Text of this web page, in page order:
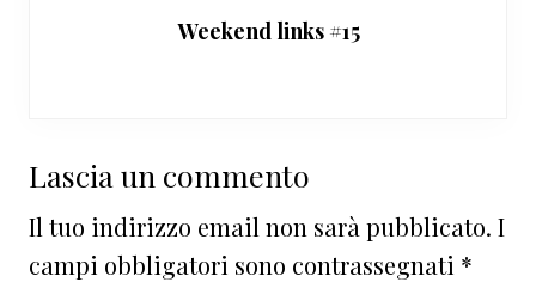
Weekend links #15
Interazioni
del
lettore
Lascia un commento
Il tuo indirizzo email non sarà pubblicato. I
campi obbligatori sono contrassegnati *